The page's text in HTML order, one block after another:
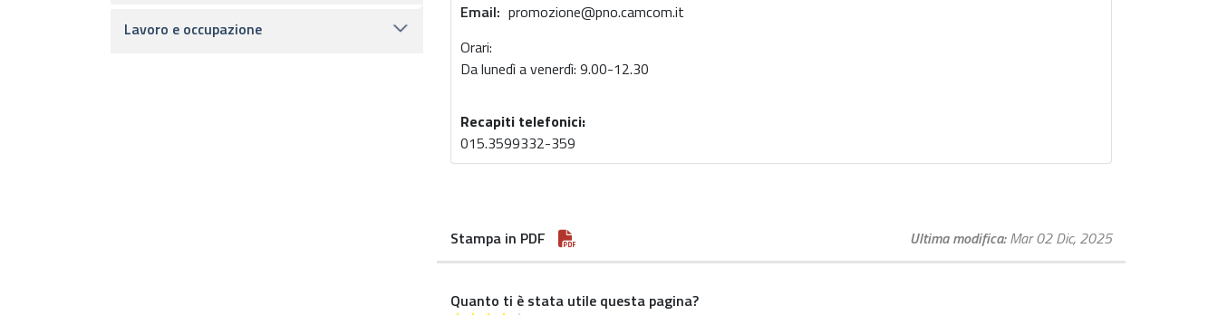
Email promozione@pno.camcom.it
Orari:
Da lunedì a venerdì: 9.00-12.30
Recapiti telefonici:
015.3599332-359
Stampa in PDF Ultima modifica Mar 02 Dic, 2025
Quanto ti è stata utile questa pagina?
Lavoro e occupazione